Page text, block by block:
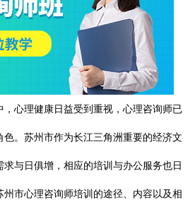
，心理健康日益受到重视，心理咨询师已
。苏州市作为长江三角洲重要的经济文
与日俱增，相应的培训与办公服务也日
市心理咨询师培训的途径、内容以及相